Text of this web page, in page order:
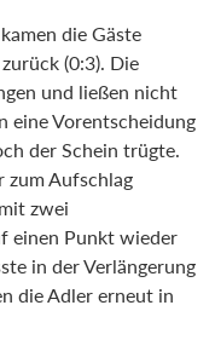
die Gäste
(0:3). Die
und ließen nicht
eine Vorentscheidung
der Schein trügte.
zum Aufschlag
zwei
einen Punkt wieder
in der Verlängerung
die Adler erneut in